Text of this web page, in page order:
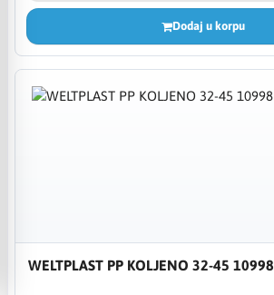
Dodaj u korpu
WELTPLAST PP KOLJENO 32-45 10998